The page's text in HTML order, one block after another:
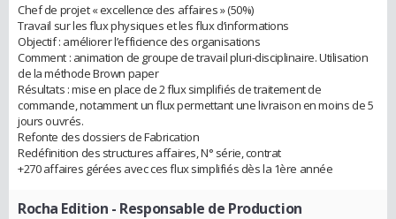
Chef de projet « excellence des affaires » (50%)
Travail sur les flux physiques et les flux d’informations
Objectif : améliorer l’efficience des organisations
Comment : animation de groupe de travail pluri-disciplinaire. Utilisation
de la méthode Brown paper
Résultats : mise en place de 2 flux simplifiés de traitement de
commande, notamment un flux permettant une livraison en moins de 5
jours ouvrés.
Refonte des dossiers de Fabrication
Redéfinition des structures affaires, N° série, contrat
+270 affaires gérées avec ces flux simplifiés dès la 1ère année
Rocha Edition - Responsable de Production